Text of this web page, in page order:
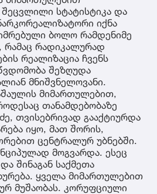
სტატისტიკა და
იქნა
ბოლო რამდენიმე
რამაც რადიკალურად
რეალიზაცია ჩვენს
შეზღუდა
მნიშვნელოვანი.
მიმართულებით,
თანამდებობაზე
თვისებრივად გააქტიურდა
იყო, მათ შორის,
ცენტრალურ უბნებში.
მოგვარდა. ესეც
შინაგან საქმეთა
ყველა მიმართულებით
მუშაობას. კორუფციული